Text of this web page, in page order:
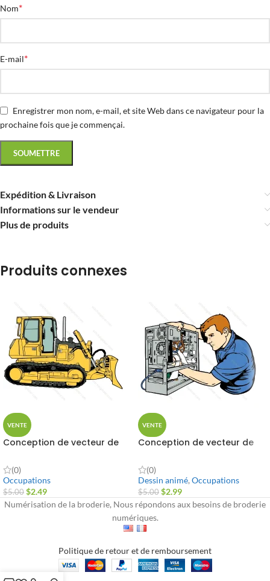
Nom*
E-mail*
Enregistrer mon nom, e-mail, et site Web dans ce navigateur pour la
prochaine fois que je commençai.
Expédition & Livraison
Informations sur le vendeur
Plus de produits
Produits connexes
VENTE
Conception de vecteur de
(0)
Occupations
$5.00 $2.49
VENTE
Conception de vecteur de
d'ordinateur
(0)
Dessin animé,Occupations
$5.00 $2.99
Numérisation de la broderie, Nous répondons aux besoins de broderie
numériques.
Politique de retour et de remboursement